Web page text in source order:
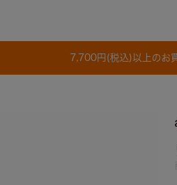
7,700円(税込)以上のお